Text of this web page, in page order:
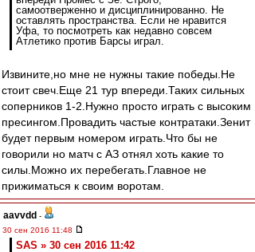
самоотверженно и дисциплинированно. Не
оставлять пространства. Если не нравится
Уфа, то посмотреть как недавно совсем
Атлетико против Барсы играл.
Извините,но мне не нужны такие победы.Не
стоит свеч.Еще 21 тур впереди.Таких сильных
соперников 1-2.Нужно просто играть с высоким
пресингом.Провадить частые контратаки.Зенит
будет первым номером играть.Что бы не
говорили но матч с АЗ отнял хоть какие то
силы.Можно их перебегать.Главное не
прижиматься к своим воротам.
aavvdd -
30 сен 2016 11:48
SAS » 30 сен 2016 11:42